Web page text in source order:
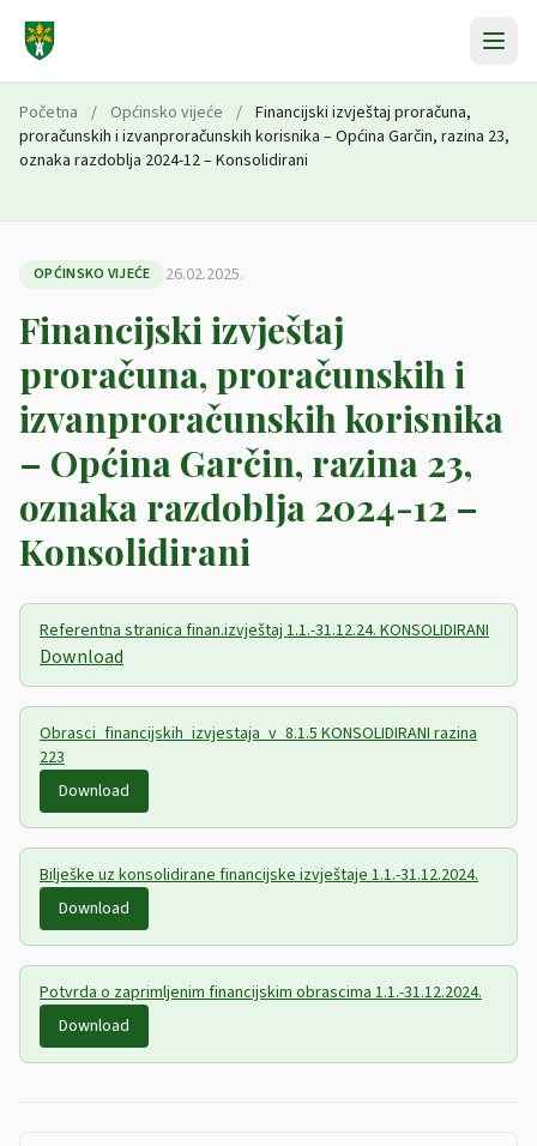
Početna / Općinsko vijeće / Financijski izvještaj proračuna,
proračunskih i izvanproračunskih korisnika – Općina Garčin, razina 23,
oznaka razdoblja 2024-12 – Konsolidirani
OPĆINSKO VIJEĆE 26.02.2025.
Financijski izvještaj
proračuna, proračunskih i
izvanproračunskih korisnika
– Općina Garčin, razina 23,
oznaka razdoblja 2024-12 –
Konsolidirani
Referentna stranica finan.izvještaj 1.1.-31.12.24. KONSOLIDIRANI
Download
Obrasci_financijskih_izvjestaja_v_8.1.5 KONSOLIDIRANI razina
223
Download
Bilješke uz konsolidirane financijske izvještaje 1.1.-31.12.2024.
Download
Potvrda o zaprimljenim financijskim obrascima 1.1.-31.12.2024.
Download